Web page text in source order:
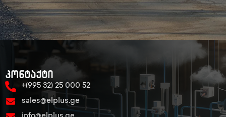
კონტაქტი
+(995 32) 25 000 52
sales@elplus.ge